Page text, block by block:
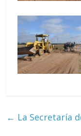
← La Secretaría